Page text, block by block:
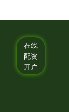
在线
配资
开户